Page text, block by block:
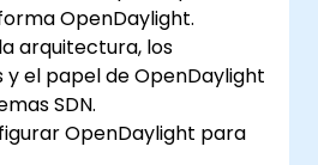
OpenDaylight.
arquitectura, los
el papel de OpenDaylight
SDN.
OpenDaylight para